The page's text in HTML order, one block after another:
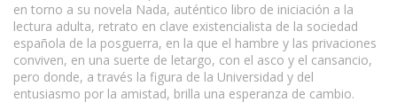
en torno a su novela Nada, auténtico libro de iniciación a la
lectura adulta, retrato en clave existencialista de la sociedad
española de la posguerra, en la que el hambre y las privaciones
conviven, en una suerte de letargo, con el asco y el cansancio,
pero donde, a través la figura de la Universidad y del
entusiasmo por la amistad, brilla una esperanza de cambio.